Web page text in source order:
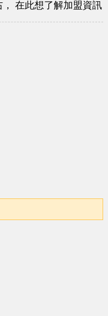
在此想了解加盟資訊